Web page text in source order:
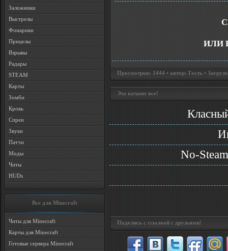
Заложники
Выстрелы
Фонарики
Прицелы
Взрывы
Радары
STEAM
Карты
Зомби
Кровь
Спреи
Звуки
Патчи
Моды
Читы
HUDs
Все для Minecraft
Читы для Minecraft
Карты для Minecraft
Готовые сервера Minecraft
ИЛИ
Просмотров: 1444 • автор: Гость •
Эта качают все!
No-
Поделись с ссылкой с друзьями!